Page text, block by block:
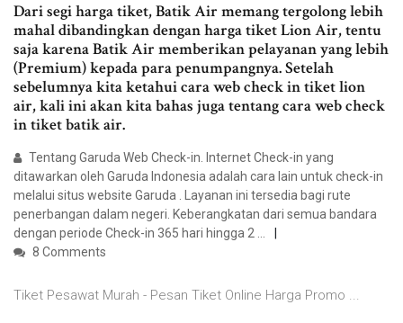
Dari segi harga tiket, Batik Air memang tergolong lebih
mahal dibandingkan dengan harga tiket Lion Air, tentu
saja karena Batik Air memberikan pelayanan yang lebih
(Premium) kepada para penumpangnya. Setelah
sebelumnya kita ketahui cara web check in tiket lion
air, kali ini akan kita bahas juga tentang cara web check
in tiket batik air.
Tentang Garuda Web Check-in. Internet Check-in yang
ditawarkan oleh Garuda Indonesia adalah cara lain untuk check-in
melalui situs website Garuda . Layanan ini tersedia bagi rute
penerbangan dalam negeri. Keberangkatan dari semua bandara
dengan periode Check-in 365 hari hingga 2 …
8 Comments
Tiket Pesawat Murah - Pesan Tiket Online Harga Promo ...